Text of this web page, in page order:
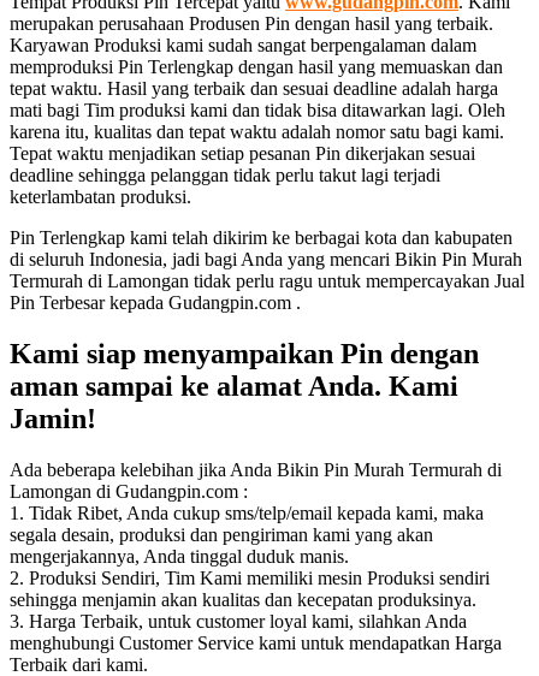
merupakan perusahaan Produsen Pin dengan hasil yang terbaik.
Karyawan Produksi kami sudah sangat berpengalaman dalam
memproduksi Pin Terlengkap dengan hasil yang memuaskan dan
tepat waktu. Hasil yang terbaik dan sesuai deadline adalah harga
mati bagi Tim produksi kami dan tidak bisa ditawarkan lagi. Oleh
karena itu, kualitas dan tepat waktu adalah nomor satu bagi kami.
Tepat waktu menjadikan setiap pesanan Pin dikerjakan sesuai
deadline sehingga pelanggan tidak perlu takut lagi terjadi
keterlambatan produksi.
Pin Terlengkap kami telah dikirim ke berbagai kota dan kabupaten
di seluruh Indonesia, jadi bagi Anda yang mencari Bikin Pin Murah
Termurah di Lamongan tidak perlu ragu untuk mempercayakan Jual
Pin Terbesar kepada Gudangpin.com .
Kami siap menyampaikan Pin dengan
aman sampai ke alamat Anda. Kami
Jamin!
Ada beberapa kelebihan jika Anda Bikin Pin Murah Termurah di
Lamongan di Gudangpin.com :
1. Tidak Ribet, Anda cukup sms/telp/email kepada kami, maka
segala desain, produksi dan pengiriman kami yang akan
mengerjakannya, Anda tinggal duduk manis.
2. Produksi Sendiri, Tim Kami memiliki mesin Produksi sendiri
sehingga menjamin akan kualitas dan kecepatan produksinya.
3. Harga Terbaik, untuk customer loyal kami, silahkan Anda
menghubungi Customer Service kami untuk mendapatkan Harga
Terbaik dari kami.